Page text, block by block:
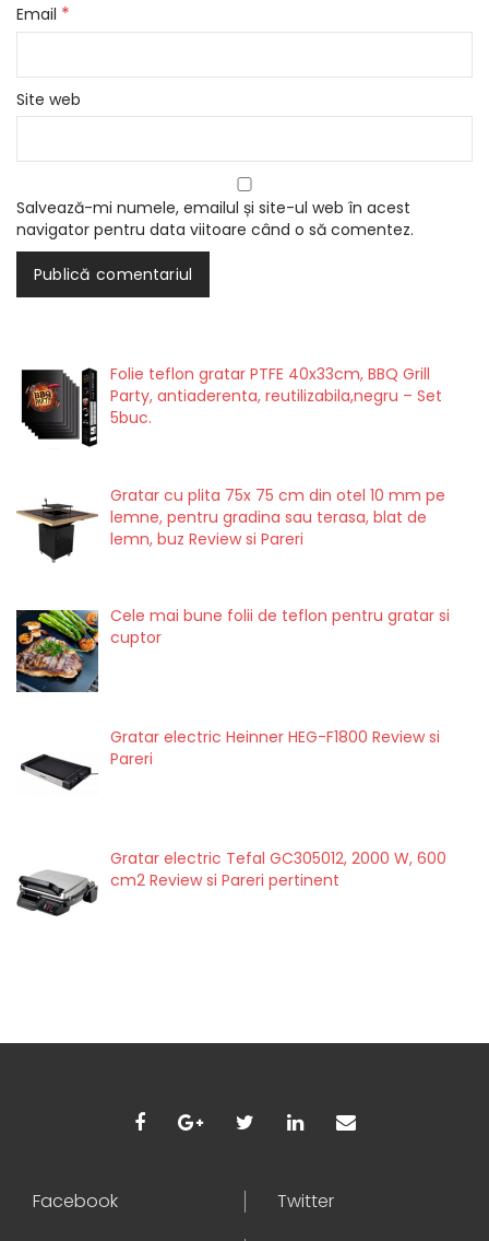
Email *
Site web
Salvează-mi numele, emailul și site-ul web în acest
navigator pentru data viitoare când o să comentez.
Folie teflon gratar PTFE 40x33cm, BBQ Grill
Party, antiaderenta, reutilizabila,negru – Set
5buc.
Gratar cu plita 75x 75 cm din otel 10 mm pe
lemne, pentru gradina sau terasa, blat de
lemn, buz Review si Pareri
Cele mai bune folii de teflon pentru gratar si
cuptor
Gratar electric Heinner HEG-F1800 Review si
Pareri
Gratar electric Tefal GC305012, 2000 W, 600
cm2 Review si Pareri pertinent
Facebook
Twitter